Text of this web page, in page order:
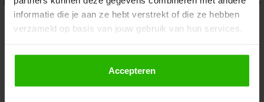
informatie die je aan ze hebt verstrekt of die ze hebben
verzameld op basis van jouw gebruik van hun services.
Als je op "Accepteer" klikt, dan geef je Voordeeluitjes.nl
toestemming om cookies voor social media en
gepersonaliseerde advertenties te plaatsen.
Accepteren
information).